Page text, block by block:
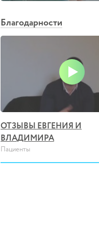
Благодарности
ОТЗЫВЫ ЕВГЕНИЯ И
ВЛАДИМИРА
Пациенты